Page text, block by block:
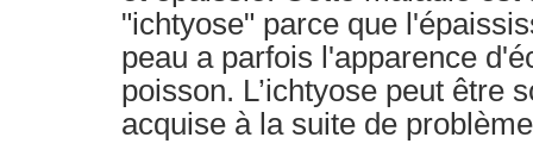
"ichtyose" parce que
peau a parfois l'apparence
poisson. L’ichtyose peut être
acquise à la suite de